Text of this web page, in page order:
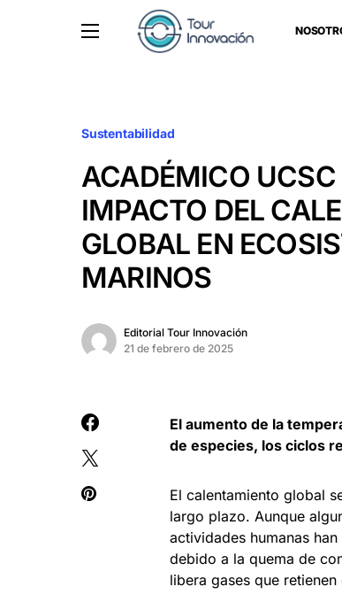
Sustentabilidad
ACADÉMICO
IMPACTO DEL
GLOBAL EN
MARINOS
Editorial Tour Innovación
21 de febrero de 2025
El aumento de la
de especies, los ciclos
El calentamiento global
largo plazo. Aunque
actividades humanas
debido a la quema de
libera gases que